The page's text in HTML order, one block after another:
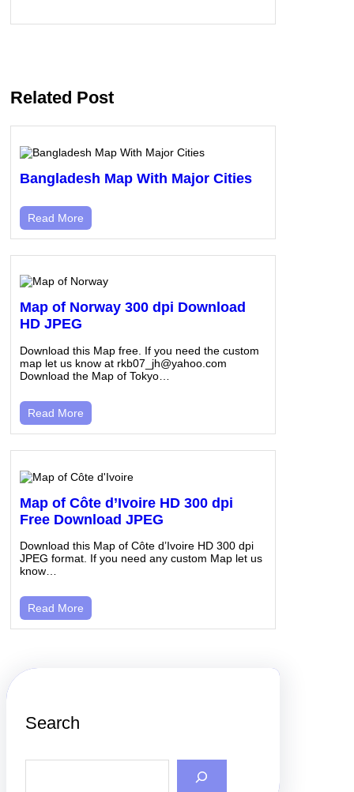
Related Post
Bangladesh Map With Major Cities
Read More
Map of Norway 300 dpi Download
HD JPEG
Download this Map free. If you need the custom
map let us know at rkb07_jh@yahoo.com
Download the Map of Tokyo…
Read More
Map of Côte d’Ivoire HD 300 dpi
Free Download JPEG
Download this Map of Côte d’Ivoire HD 300 dpi
JPEG format. If you need any custom Map let us
know…
Read More
Search
S